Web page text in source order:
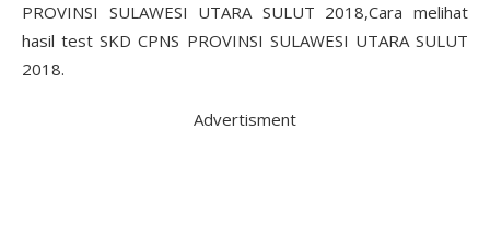
PROVINSI SULAWESI UTARA SULUT 2018,Cara melihat
hasil test SKD CPNS PROVINSI SULAWESI UTARA SULUT
2018.
Advertisment